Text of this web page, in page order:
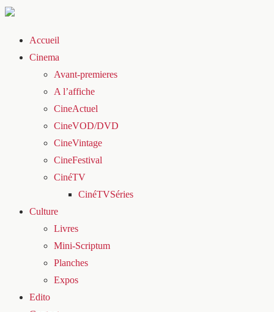
Accueil
Cinema
Avant-premieres
A l’affiche
CineActuel
CineVOD/DVD
CineVintage
CineFestival
CinéTV
CinéTVSéries
Culture
Livres
Mini-Scriptum
Planches
Expos
Edito